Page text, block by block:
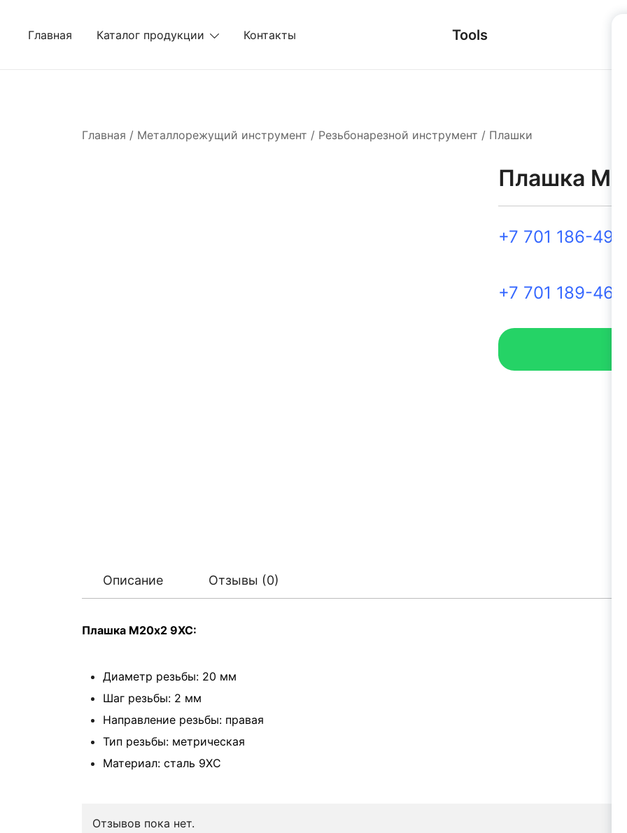
Главная Каталог продукции Контакты Tools
Главная / Металлорежущий инструмент / Резьбонарезной инструмент / Плашки
Плашка
+7 701 186-49-
+7 701 189-46-
Описание Отзывы (0)
Плашка М20х2 9ХС:
Диаметр резьбы: 20 мм
Шаг резьбы: 2 мм
Направление резьбы: правая
Тип резьбы: метрическая
Материал: сталь 9ХС
Отзывов пока нет.